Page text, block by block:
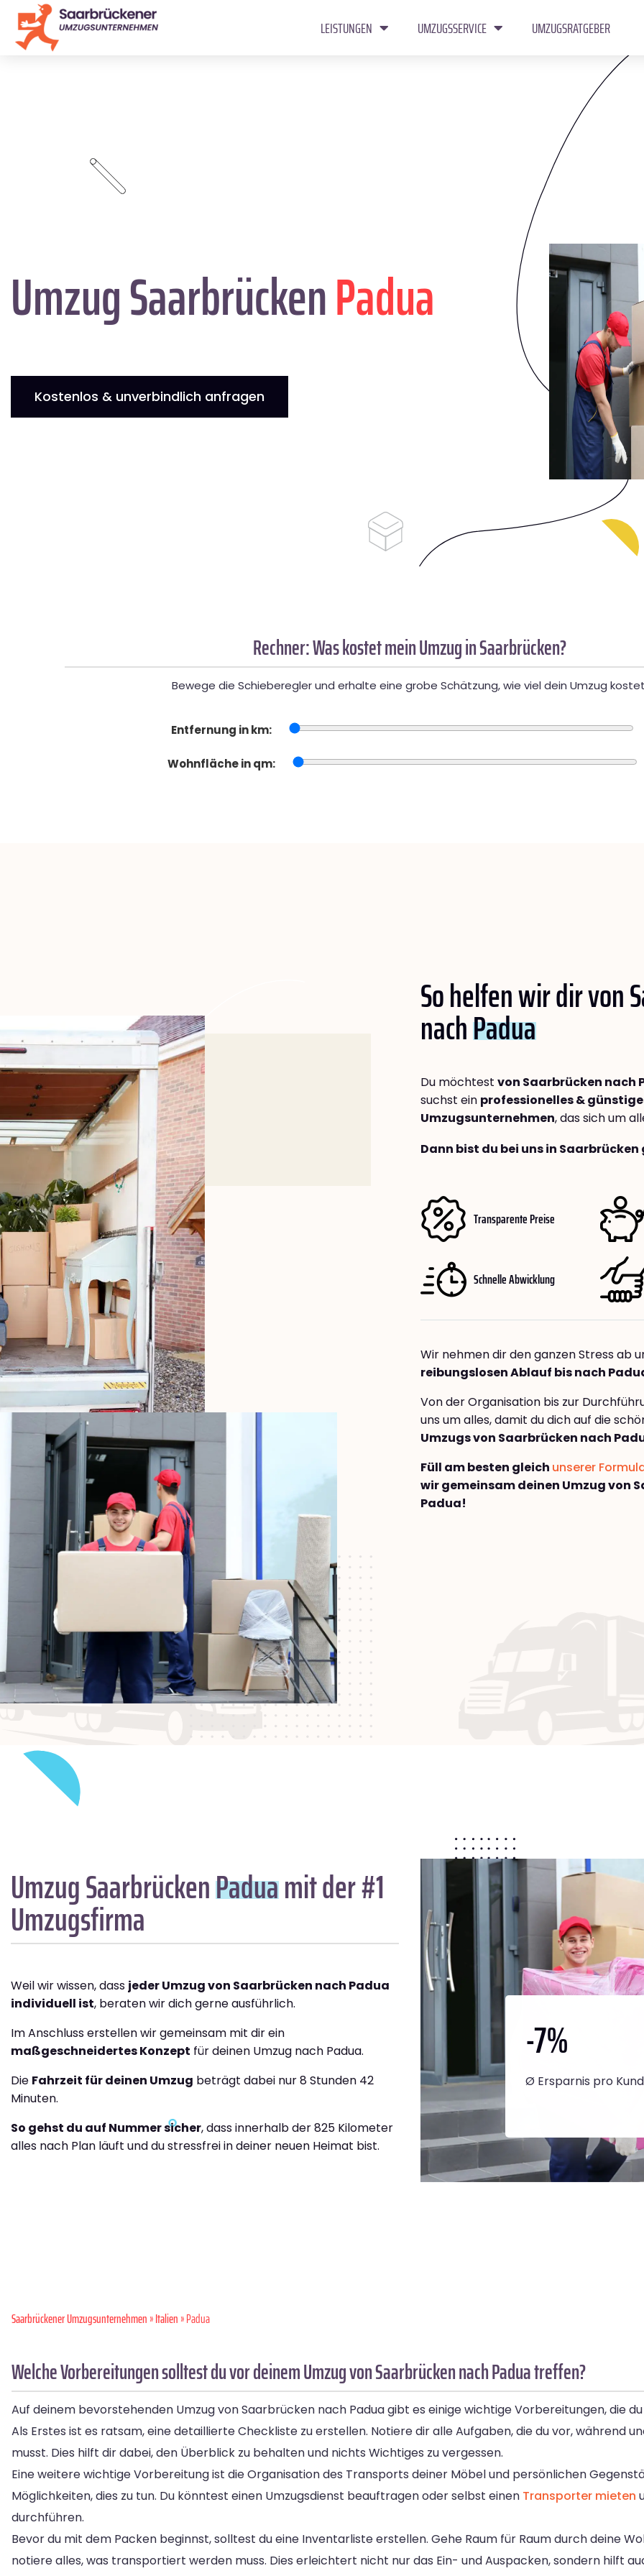
LEISTUNGEN UMZUGSSERVICE UMZUGSRATGEBER
Umzug SaarbrückenPadua
Kostenlos & unverbindlich anfragen
Rechner: Was kostet mein Umzug in Saarbrücken?
Bewege die Schieberegler und erhalte eine grobe Schätzung, wie viel dein Umzug
Entfernung in km:
Wohnfläche in qm:
So helfen wir dir von
nachPadua
Du möchtest von Saarbrücken nach
suchst ein professionelles &
Umzugsunternehmen, das sich um
Dann bist du bei uns in
Transparente Preise
Schnelle Abwicklung
Wir nehmen dir den ganzen Stress ab
reibungslosen Ablauf bis nach
Von der Organisation bis zur
uns um alles, damit du dich auf die
Umzugs von Saarbrücken nach
Füll am besten gleich unserer
wir gemeinsam deinen Umzug von
Padua!
Umzug SaarbrückenPaduamit der #1
Umzugsfirma
Weil wir wissen, dass jeder Umzug von Saarbrücken nach Padua
individuell ist, beraten wir dich gerne ausführlich.
Im Anschluss erstellen wir gemeinsam mit dir ein
maßgeschneidertes Konzept für deinen Umzug nach Padua.
Die Fahrzeit für deinen Umzug beträgt dabei nur 8 Stunden 42
Minuten.
So gehst du auf Nummer sicher, dass innerhalb der 825 Kilometer
alles nach Plan läuft und du stressfrei in deiner neuen Heimat bist.
-7%
Ø Ersparnis pro
Saarbrückener Umzugsunternehmen»Italien» Padua
Welche Vorbereitungen solltest du vor deinem Umzug von Saarbrücken nach Padua treffen?
Auf deinem bevorstehenden Umzug von Saarbrücken nach Padua gibt es einige wichtige Vorbereitungen, die
Als Erstes ist es ratsam, eine detaillierte Checkliste zu erstellen. Notiere dir alle Aufgaben, die du vor, während
musst. Dies hilft dir dabei, den Überblick zu behalten und nichts Wichtiges zu vergessen.
Eine weitere wichtige Vorbereitung ist die Organisation des Transports deiner Möbel und persönlichen
Möglichkeiten, dies zu tun. Du könntest einen Umzugsdienst beauftragen oder selbst einen Transporter mieten
durchführen.
Bevor du mit dem Packen beginnst, solltest du eine Inventarliste erstellen. Gehe Raum für Raum durch deine
notiere alles, was transportiert werden muss. Dies erleichtert nicht nur das Ein- und Auspacken, sondern hilft